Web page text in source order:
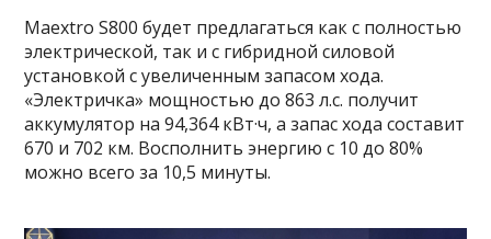
Maextro S800 будет предлагаться как с полностью
электрической, так и с гибридной силовой
установкой с увеличенным запасом хода.
«Электричка» мощностью до 863 л.с. получит
аккумулятор на 94,364 кВт·ч, а запас хода составит
670 и 702 км. Восполнить энергию с 10 до 80%
можно всего за 10,5 минуты.